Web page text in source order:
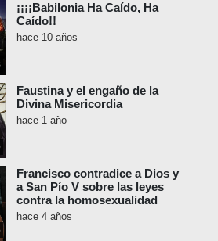
¡¡¡¡Babilonia Ha Caído, Ha
Caído!!
hace 10 años
Faustina y el engaño de la
Divina Misericordia
hace 1 año
Francisco contradice a Dios y
a San Pío V sobre las leyes
contra la homosexualidad
hace 4 años